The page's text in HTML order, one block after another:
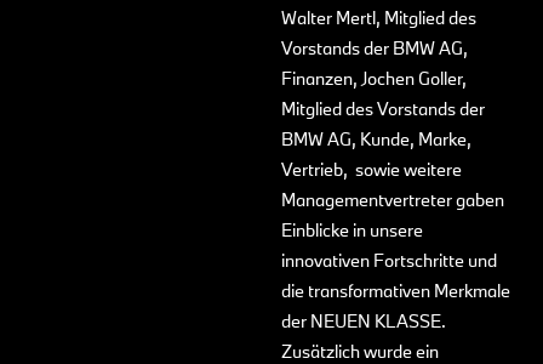
Walter Mertl, Mitglied des
Vorstands der BMW AG,
Finanzen, Jochen Goller,
Mitglied des Vorstands der
BMW AG, Kunde, Marke,
Vertrieb, sowie weitere
Managementvertreter gaben
Einblicke in unsere
innovativen Fortschritte und
die transformativen Merkmale
der NEUEN KLASSE.
Zusätzlich wurde ein